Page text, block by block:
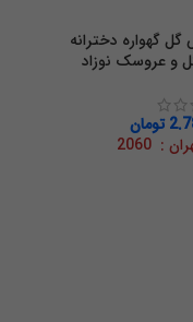
و عروسک نوزاد
تومان
: 2060